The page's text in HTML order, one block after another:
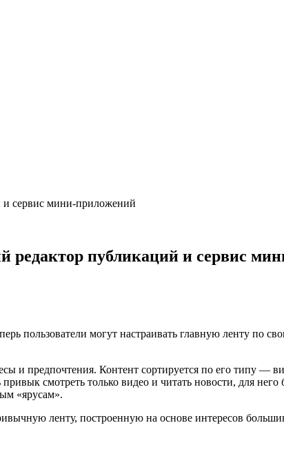
и сервис мини-приложений
редактор публикаций и сервис
пользователи могут настраивать главную ленту по
и предпочтения. Контент сортируется по его типу —
смотреть только видео и читать новости, для него
«ярусам».
ленту, построенную на основе интересов